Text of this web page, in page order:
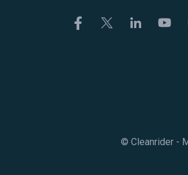
FacebookTwitter Linkekin
© Cleanrider -